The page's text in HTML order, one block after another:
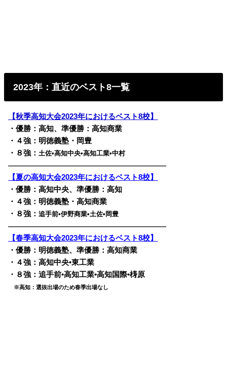
2023年：直近のベスト8一覧
【秋季高知大会2023年におけるベスト8校】
・優勝：高知、準優勝：高知商業
・４強：明徳義塾・岡豊
・８強： 土佐•高知中央•高知工業•中村
————————————————————————
【夏の高知大会2023年におけるベスト8校】
・優勝：高知中央、準優勝：高知
・４強：明徳義塾・高知商業
・８強：追手前•伊野商業•土佐•岡豊
————————————————————————
【春季高知大会2023年におけるベスト8校】
・優勝：明徳義塾、準優勝：高知商業
・４強：高知中央•東工業
・８強：追手前•高知工業•高知国際•梼原
※高知：選抜出場のため春季出場なし